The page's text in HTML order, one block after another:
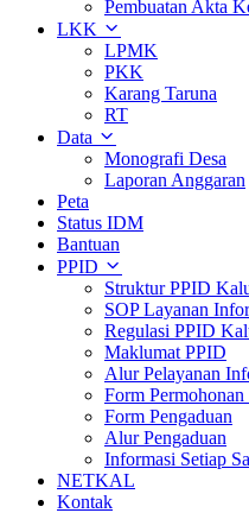
Pembuatan Akta
LKK
LPMK
PKK
Karang Taruna
RT
Data
Monografi Desa
Laporan Anggaran
Peta
Status IDM
Bantuan
PPID
Struktur PPID
SOP Layanan
Regulasi PPID
Maklumat PPID
Alur Pelayanan
Form
Form Pengaduan
Alur Pengaduan
Informasi Setiap
NETKAL
Kontak